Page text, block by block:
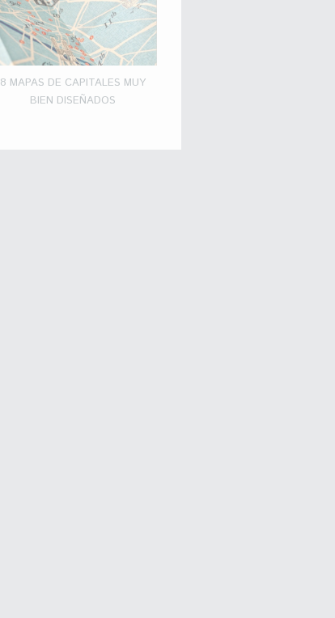
8 MAPAS DE CAPITALES MUY
BIEN DISEÑADOS